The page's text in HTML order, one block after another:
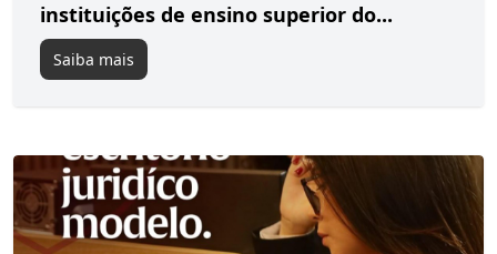
instituições de ensino superior do...
Saiba mais